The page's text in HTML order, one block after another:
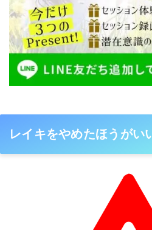
レイキをやめたほうがい